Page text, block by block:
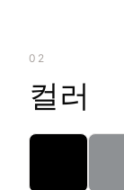
02
컬러